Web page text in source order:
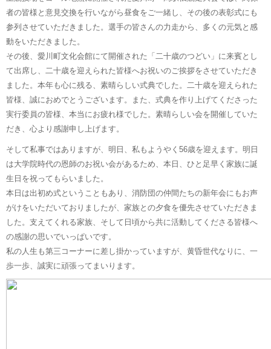
者の皆様と意見交換を行いながら昼食をご一緒し、その後の表彰式にも
参列させていただきました。選手の皆さんの力走から、多くの元気と感
動をいただきました。
その後、愛川町文化会館にて開催された「二十歳のつどい」に来賓とし
て出席し、二十歳を迎えられた皆様へお祝いのご挨拶をさせていただき
ました。本年も心に残る、素晴らしい式典でした。二十歳を迎えられた
皆様、誠におめでとうございます。また、式典を作り上げてくださった
実行委員の皆様、本当にお疲れ様でした。素晴らしい会を開催していた
だき、心より感謝申し上げます。
そして私事ではありますが、明日、私もようやく56歳を迎えます。明日
は大学院時代の恩師のお祝い会があるため、本日、ひと足早く家族に誕
生日を祝ってもらいました。
本日は出初め式ということもあり、消防団の仲間たちの新年会にもお声
がけをいただいておりましたが、家族との夕食を優先させていただきま
した。支えてくれる家族、そして日頃から共に活動してくださる皆様へ
の感謝の思いでいっぱいです。
私の人生も第三コーナーに差し掛かっていますが、黄昏世代なりに、一
歩一歩、誠実に頑張ってまいります。